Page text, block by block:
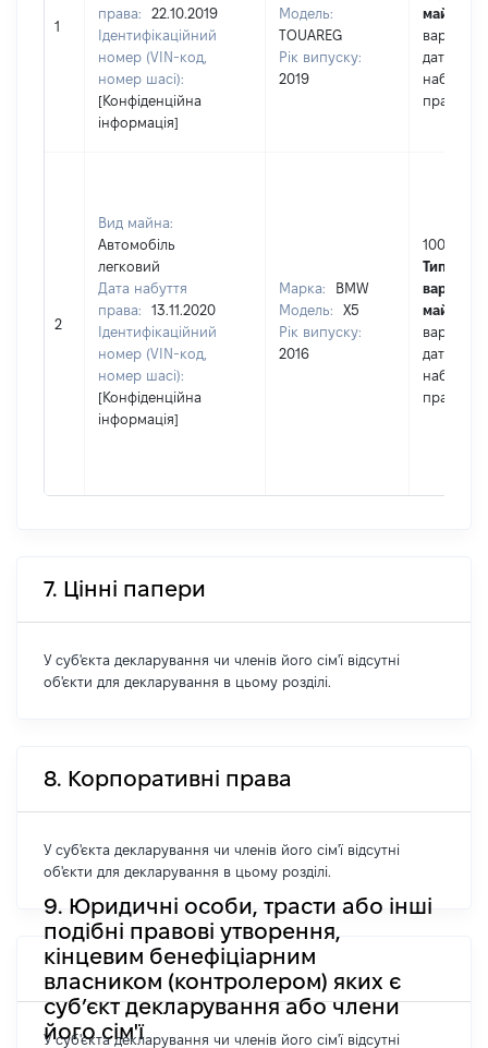
1
права:
22.10.2019
Ідентифікаційний
номер (VIN-код,
номер шасі):
[Конфіденційна
інформація]
Модель:
TOUAREG
Рік випуску:
2019
майна:
вартість
дату
набуття
права
2
Вид майна:
Автомобіль
легковий
Дата набуття
права:
13.11.2020
Ідентифікаційний
номер (VIN-код,
номер шасі):
[Конфіденційна
інформація]
Марка:
BMW
Модель:
X5
Рік випуску:
2016
1000000
Тип
вартості
майна:
вартість
дату
набуття
права
7. Цінні папери
У суб'єкта декларування чи членів його сім'ї відсутні
об'єкти для декларування в цьому розділі.
8. Корпоративні права
У суб'єкта декларування чи членів його сім'ї відсутні
об'єкти для декларування в цьому розділі.
9. Юридичні особи, трасти або інші
подібні правові утворення,
кінцевим бенефіціарним
власником (контролером) яких є
суб’єкт декларування або члени
його сім'ї
У суб'єкта декларування чи членів його сім'ї відсутні